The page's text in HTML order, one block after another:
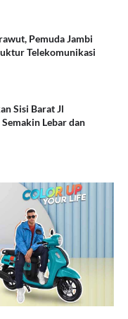
Pemuda Jambi
Telekomunikasi
Sisi Barat Jl
Lebar dan